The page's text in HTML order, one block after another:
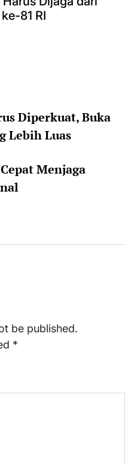
81 RI
Diperkuat, Buka
Lebih Luas
Menjaga
be published.
*